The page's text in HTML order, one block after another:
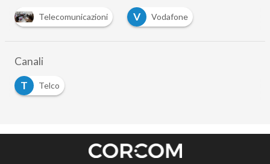
Telecomunicazioni V Vodafone
Canali
T
Telco